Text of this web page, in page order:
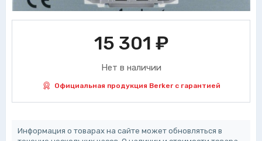
15 301 ₽
Нет в наличии
Официальная продукция Berker с гарантией
Информация о товарах на сайте может обновляться в